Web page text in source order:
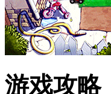
游戏攻略